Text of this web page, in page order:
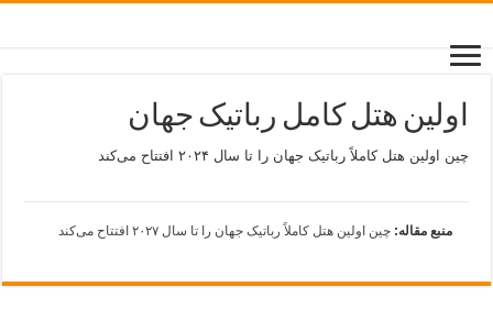
اولین هتل کامل رباتیک جهان
چین اولین هتل کاملاً رباتیک جهان را تا سال ۲۰۲۴ افتتاح می‌کند
منبع مقاله:چین اولین هتل کاملاً رباتیک جهان را تا سال ۲۰۲۷ افتتاح می‌کند